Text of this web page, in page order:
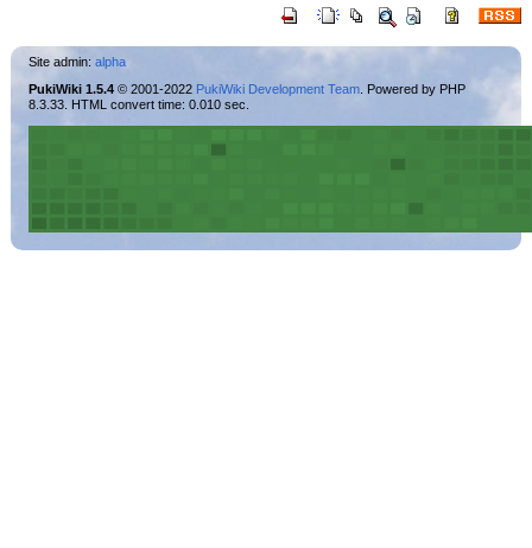
Site admin: alpha
PukiWiki 1.5.4© 2001-2022 PukiWiki Development Team. Powered by PHP
8.3.33. HTML convert time: 0.010 sec.